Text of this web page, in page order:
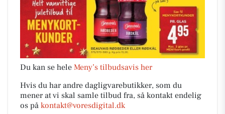
Du kan se hele Meny’s tilbudsavis her
Hvis du har andre dagligvarebutikker, som du
mener at vi skal samle tilbud fra, så kontakt endelig
os på kontakt@voresdigital.dk